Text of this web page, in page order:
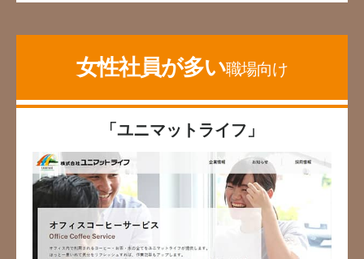
女性社員が多い職場向け
「ユニマットライフ」